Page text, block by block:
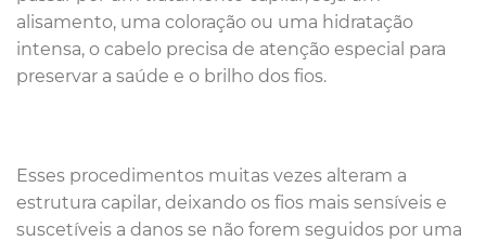
alisamento, uma coloração ou uma hidratação
intensa, o cabelo precisa de atenção especial para
preservar a saúde e o brilho dos fios.
Esses procedimentos muitas vezes alteram a
estrutura capilar, deixando os fios mais sensíveis e
suscetíveis a danos se não forem seguidos por uma